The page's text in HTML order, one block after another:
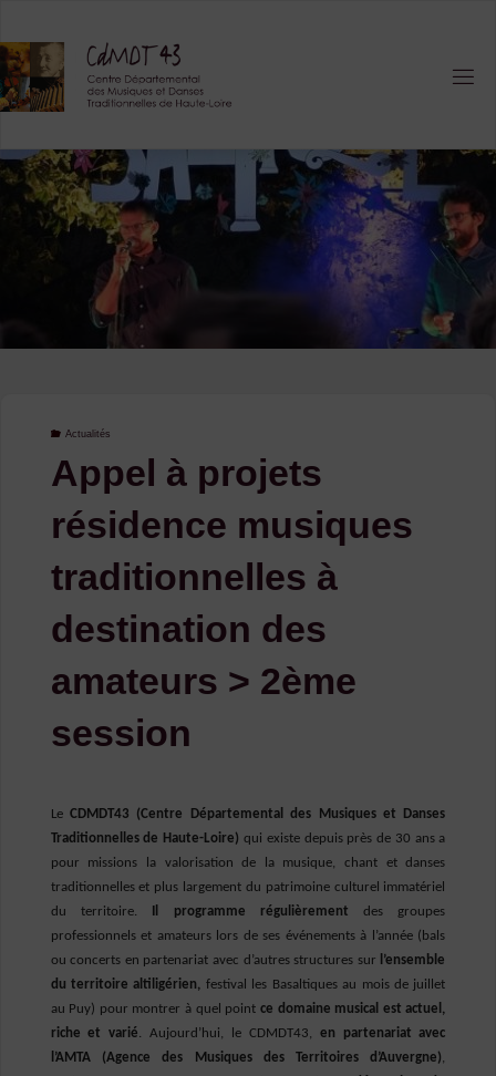
content
Actualités
Appel à projets
résidence musiques
traditionnelles à
destination des
amateurs > 2ème
session
Le CDMDT43 (Centre Départemental des Musiques et Danses
Traditionnelles de Haute-Loire) qui existe depuis près de 30 ans a
pour missions la valorisation de la musique, chant et danses
traditionnelles et plus largement du patrimoine culturel immatériel
du territoire.
Il programme régulièrement des groupes
professionnels et amateurs lors de ses événements à l’année (bals
ou concerts en partenariat avec d’autres structures sur
l’ensemble
du territoire altiligérien
festival les Basaltiques au mois de juillet
au Puy) pour montrer à quel point ce domaine musical est actuel,
riche et varié
Aujourd’hui, le CDMDT43, en partenariat avec
l’AMTA (Agence des Musiques des Territoires d’Auvergne)